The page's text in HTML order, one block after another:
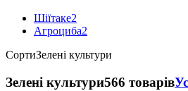
Шіїтаке2
Агроциба2
СортиЗелені культури
Зелені культури566 товарів